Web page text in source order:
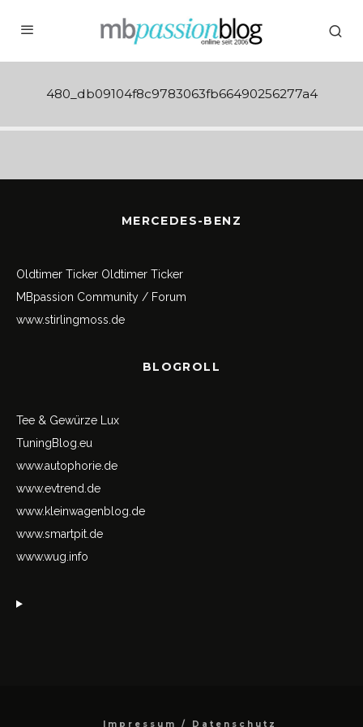
480_db09104f8c9783063fb66490256277a4
MERCEDES-BENZ
Oldtimer Ticker Oldtimer Ticker
MBpassion Community / Forum
www.stirlingmoss.de
BLOGROLL
Tee & Gewürze Lux
TuningBlog.eu
www.autophorie.de
www.evtrend.de
www.kleinwagenblog.de
www.smartpit.de
www.wug.info
Impressum / Datenschutz